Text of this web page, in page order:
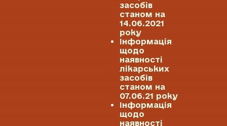
засобів
станом на
14.06.2021
року
Інформація
щодо
наявності
лікарських
засобів
станом на
07.06.21 року
Інформація
щодо
наявності